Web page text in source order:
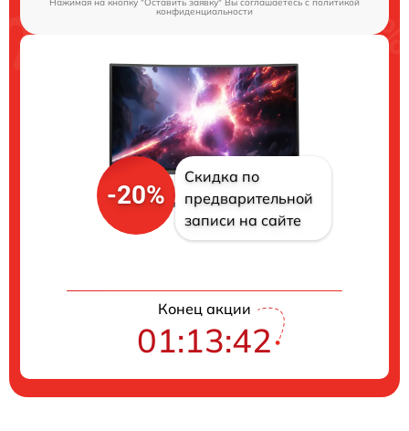
конфиденциальности
-20%
Скидка по
предварительной
записи на сайте
Конец акции
01:13:42